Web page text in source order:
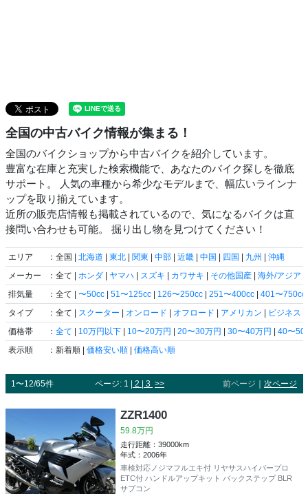
全国の中古バイク情報が集まる！
全国のバイクショップから中古バイクを紹介しています。
豊富な在庫と充実した検索機能で、あなたのバイク探しを徹底
サポート。 人気の車種から希少なモデルまで、幅広いラインナ
ップを取り揃えています。
近所の販売店情報も掲載されているので、気になるバイクは直
接問い合わせも可能。 掘り出し物を見つけてください！
エリア ：全国 | 北海道 | 東北 | 関東 | 中部 | 近畿 | 中国 | 四国 | 九州 | 沖縄
メーカー
：全て | ホンダ | ヤマハ | スズキ | カワサキ | その他国産 | 海外/アジア
排気量
：全て | 〜50cc | 51〜125cc | 126〜250cc | 251〜400cc | 401〜750cc
タイプ
：全て | スクーター | オンロード | オフロード | アメリカン | ビジネス
価格帯
： 全て | 10万円以下 | 10〜20万円 | 20〜30万円 | 30〜40万円 | 40〜50
表示順
：新着順 | 価格安い順 | 価格高い順
1〜12/65件 ページ: 1 | 2 3 >> 前ページ 次ページ
ZZR1400
59.8万円
走行距離：39000km
年式：2006年
車検対応ノジマフルエキ付 リヤサスハイパープロ
ETC付 ハンドルアップキット バックステップ BLR
サブコン